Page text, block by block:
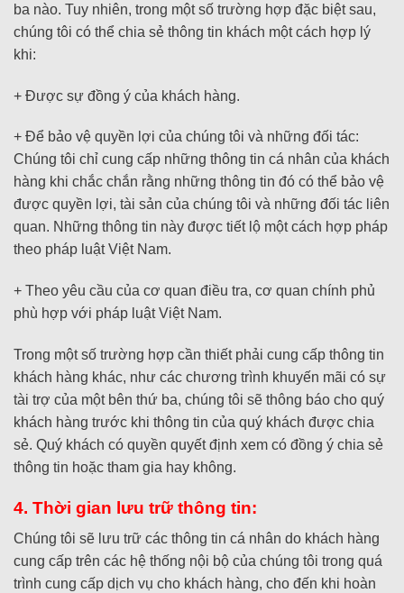
ba nào. Tuy nhiên, trong một số trường hợp đặc biệt sau,
chúng tôi có thể chia sẻ thông tin khách một cách hợp lý
khi:
+ Được sự đồng ý của khách hàng.
+ Để bảo vệ quyền lợi của chúng tôi và những đối tác:
Chúng tôi chỉ cung cấp những thông tin cá nhân của khách
hàng khi chắc chắn rằng những thông tin đó có thể bảo vệ
được quyền lợi, tài sản của chúng tôi và những đối tác liên
quan. Những thông tin này được tiết lộ một cách hợp pháp
theo pháp luật Việt Nam.
+ Theo yêu cầu của cơ quan điều tra, cơ quan chính phủ
phù hợp với pháp luật Việt Nam.
Trong một số trường hợp cần thiết phải cung cấp thông tin
khách hàng khác, như các chương trình khuyến mãi có sự
tài trợ của một bên thứ ba, chúng tôi sẽ thông báo cho quý
khách hàng trước khi thông tin của quý khách được chia
sẻ. Quý khách có quyền quyết định xem có đồng ý chia sẻ
thông tin hoặc tham gia hay không.
4. Thời gian lưu trữ thông tin:
Chúng tôi sẽ lưu trữ các thông tin cá nhân do khách hàng
cung cấp trên các hệ thống nội bộ của chúng tôi trong quá
trình cung cấp dịch vụ cho khách hàng, cho đến khi hoàn